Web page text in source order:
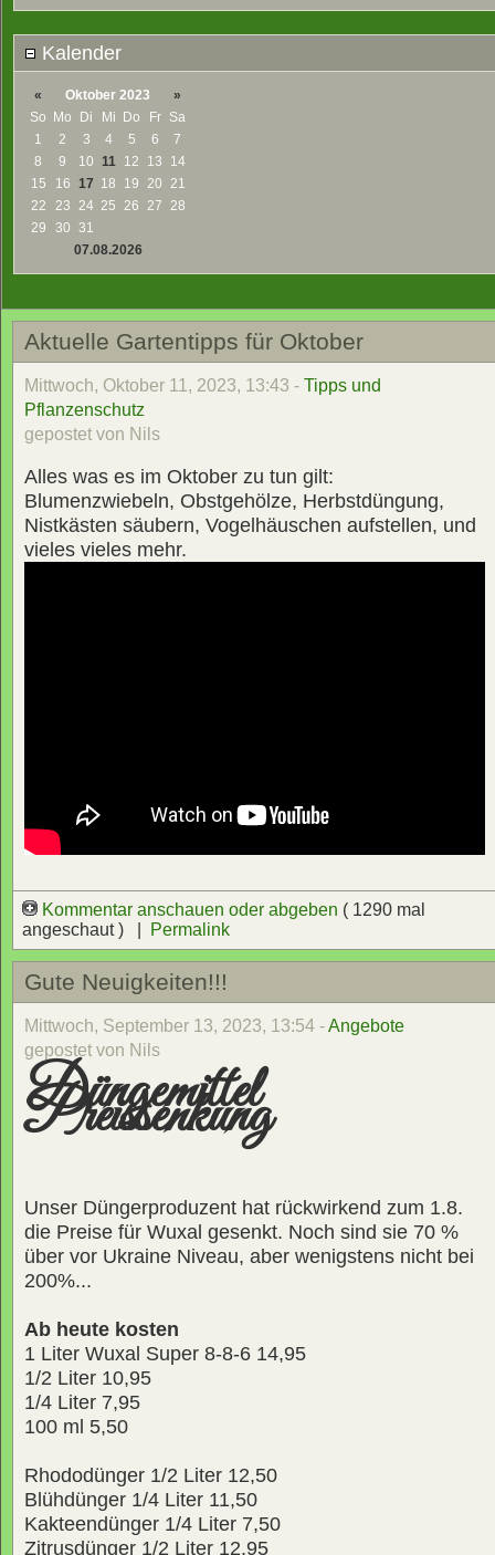
Kalender
« Oktober 2023
»
So Mo Di Mi Do Fr
Sa
1
2 3 4 5 6
7
8
9 10 11 12 13
14
15
16 17 18 19 20 21
22
23 24 25 26 27 28
29
30 31
07.08.2026
Aktuelle Gartentipps für Oktober
Mittwoch, Oktober 11, 2023, 13:43 - Tipps und
Pflanzenschutz
gepostet von Nils
Alles was es im Oktober zu tun gilt:
Blumenzwiebeln, Obstgehölze, Herbstdüngung,
Nistkästen säubern, Vogelhäuschen aufstellen, und
vieles vieles mehr.
Kommentar anschauen oder abgeben ( 1290 mal
angeschaut ) |
Permalink
Gute Neuigkeiten!!!
Mittwoch, September 13, 2023, 13:54 -Angebote
gepostet von Nils
Düngemittel
Preissenkung
Unser Düngerproduzent hat rückwirkend zum 1.8.
die Preise für Wuxal gesenkt. Noch sind sie 70 %
über vor Ukraine Niveau, aber wenigstens nicht bei
200%...
Ab heute kosten
1 Liter Wuxal Super 8-8-6 14,95
1/2 Liter 10,95
1/4 Liter 7,95
100 ml 5,50
Rhododünger 1/2 Liter 12,50
Blühdünger 1/4 Liter 11,50
Kakteendünger 1/4 Liter 7,50
Zitrusdünger 1/2 Liter 12,95